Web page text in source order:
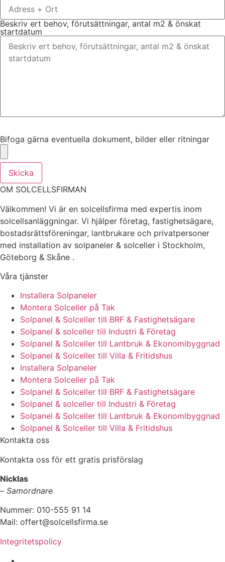
Beskriv ert behov, förutsättningar, antal m2 & önskat
startdatum
Bifoga gärna eventuella dokument, bilder eller ritningar
Skicka
OM SOLCELLSFIRMAN
Välkommen! Vi är en solcellsfirma med expertis inom
solcellsanläggningar. Vi hjälper företag, fastighetsägare,
bostadsrättsföreningar, lantbrukare och privatpersoner
med installation av solpaneler & solceller i Stockholm,
Göteborg & Skåne .
Våra tjänster
Installera Solpaneler
Montera Solceller på Tak
Solpanel & Solceller till BRF & Fastighetsägare
Solpanel & solceller till Industri & Företag
Solpanel & Solceller till Lantbruk & Ekonomibyggnad
Solpanel & Solceller till Villa & Fritidshus
Installera Solpaneler
Montera Solceller på Tak
Solpanel & Solceller till BRF & Fastighetsägare
Solpanel & solceller till Industri & Företag
Solpanel & Solceller till Lantbruk & Ekonomibyggnad
Solpanel & Solceller till Villa & Fritidshus
Kontakta oss
Kontakta oss för ett gratis prisförslag
Nicklas
– Samordnare
Nummer: 010-555 91 14
Mail: offert@solcellsfirma.se
Integritetspolicy